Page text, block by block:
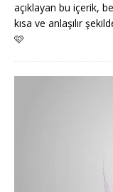
açıklayan bu içerik,
kısa ve anlaşılır
🩷